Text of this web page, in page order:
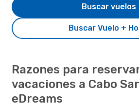
Buscar Vuelo +
Buscar vuelos
Razones para
vacaciones a Cabo
eDreams